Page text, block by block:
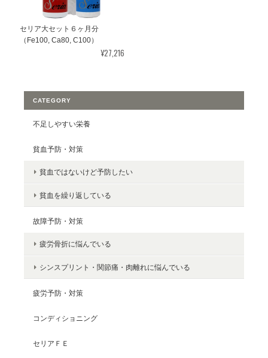
セリア大セット６ヶ月分
（Fe100, Ca80, C100）
¥27,216
CATEGORY
不足しやすい栄養
貧血予防・対策
貧血ではないけど予防したい
貧血を繰り返している
故障予防・対策
疲労骨折に悩んでいる
シンスプリント・関節痛・肉離れに悩んでいる
疲労予防・対策
コンディショニング
セリアＦＥ